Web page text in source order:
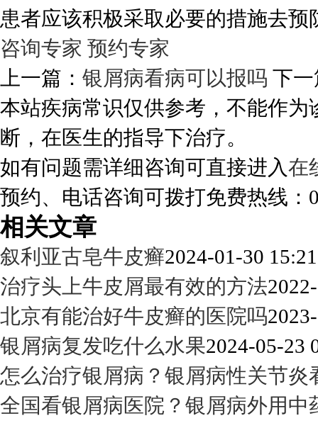
患者应该积极采取必要的措施去预
咨询专家 预约专家
上一篇： 银屑病看病可以报吗 下
本站疾病常识仅供参考，不能作
断，在医生的指导下治疗。
如有问题需详细咨询可直接进入在
预约、电话咨询可拨打免费热线：
相关文章
叙利亚古皂牛皮癣2024-01-30
治疗头上牛皮屑最有效的方法
北京有能治好牛皮癣的医院吗
银屑病复发吃什么水果2024-05-23
怎么治疗银屑病？银屑病性关节炎
全国看银屑病医院？银屑病外用中